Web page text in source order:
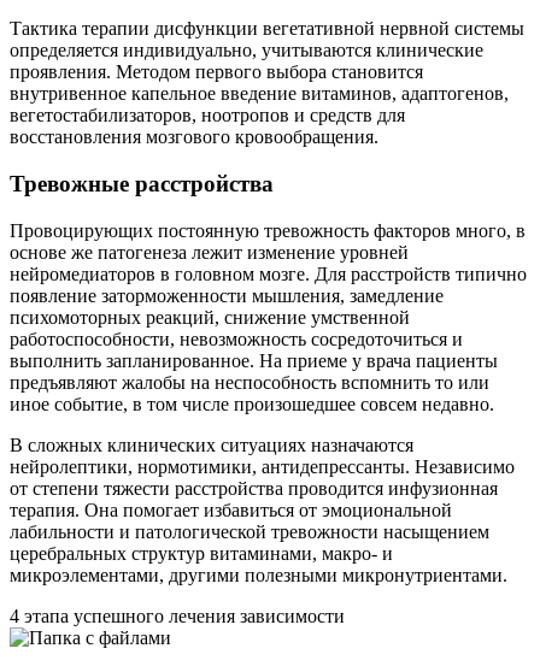
Тактика терапии дисфункции вегетативной нервной системы
определяется индивидуально, учитываются клинические
проявления. Методом первого выбора становится
внутривенное капельное введение витаминов, адаптогенов,
вегетостабилизаторов, ноотропов и средств для
восстановления мозгового кровообращения.
Тревожные расстройства
Провоцирующих постоянную тревожность факторов много, в
основе же патогенеза лежит изменение уровней
нейромедиаторов в головном мозге. Для расстройств типично
появление заторможенности мышления, замедление
психомоторных реакций, снижение умственной
работоспособности, невозможность сосредоточиться и
выполнить запланированное. На приеме у врача пациенты
предъявляют жалобы на неспособность вспомнить то или
иное событие, в том числе произошедшее совсем недавно.
В сложных клинических ситуациях назначаются
нейролептики, нормотимики, антидепрессанты. Независимо
от степени тяжести расстройства проводится инфузионная
терапия. Она помогает избавиться от эмоциональной
лабильности и патологической тревожности насыщением
церебральных структур витаминами, макро- и
микроэлементами, другими полезными микронутриентами.
4 этапа успешного лечения зависимости